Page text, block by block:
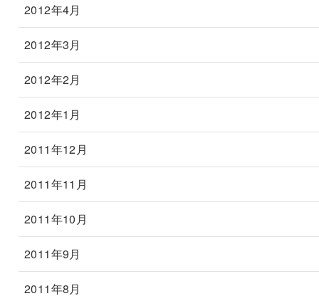
2012年4月
2012年3月
2012年2月
2012年1月
2011年12月
2011年11月
2011年10月
2011年9月
2011年8月